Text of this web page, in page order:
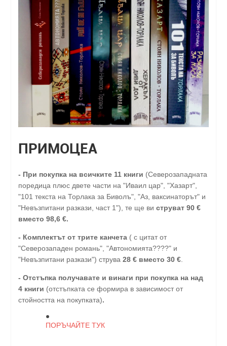
ПРИМОЦЕА
- При покупка на всичките 11 книги (Северозападната
поредица плюс двете части на "Иваил цар", "Хазарт",
"101 текста на Торлака за Биволъ", "Аз, ваксинаторът" и
"Невъзпитани разкази, част 1"), те ще ви струват 90 €
вместо 98,6 €.
- Комплектът от трите канчета ( с цитат от
"Северозападен романь", "Автономията????" и
"Невъзпитани разкази") струва 28 € вместо 30 €
- Отстъпка получавате и винаги при покупка на над
4 книги (отстъпката се формира в зависимост от
стойността на покупката).
ПОРЪЧАЙТЕ ТУК